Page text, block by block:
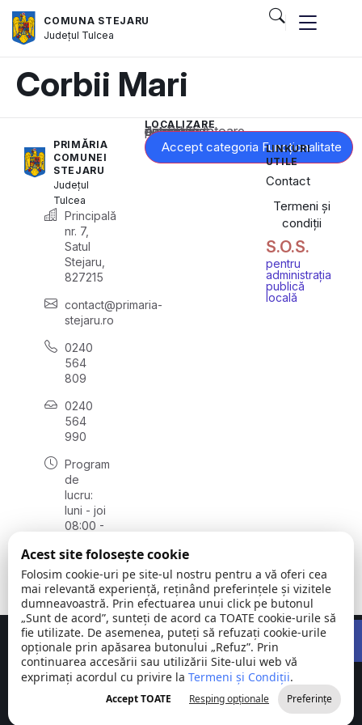
COMUNA STEJARU
Județul Tulcea
Corbii Mari
PRIMĂRIA
COMUNEI
STEJARU
Județul
Tulcea
Principală
nr. 7,
Satul
Stejaru,
827215
contact@primaria-
stejaru.ro
0240
564
809
0240
564
990
Program
de
lucru:
luni - joi
08:00 -
vineri
08:00 -
14:00
LOCALIZARE
Acest conținut este blocat până când acceptați categoria corespunzătoare de cookie-uri.
Accept categoria Funcționalitate
LINKURI
UTILE
Contact
Termeni și
condiții
S.O.S.
pentru
administrația
publică
locală
Comuna
Stejaru |
județul Tulcea
©
2026
Toate
drepturile
rezervate
Concept realizat deBig Media Relații Publice SRL
Acest site folosește cookie
Folosim cookie-uri pe site-ul nostru pentru a vă oferi cea
mai relevantă experiență, reținând preferințele și vizitele
dumneavoastră. Prin efectuarea unui click pe butonul
„Sunt de acord”, sunteți de acord ca TOATE cookie-urile să
fie utilizate. De asemenea, puteți să refuzați cookie-urile
opționale prin apăsarea butonului „Refuz”. Prin
continuarea accesării sau utilizării Site-ului web vă
exprimați acordul cu privire la Termeni și Condiții.
Accept TOATE Resping opționale Preferințe